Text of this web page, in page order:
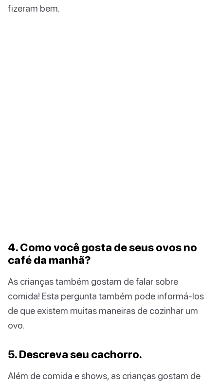
fizeram bem.
4. Como você gosta de seus ovos no
café da manhã?
As crianças também gostam de falar sobre
comida! Esta pergunta também pode informá-los
de que existem muitas maneiras de cozinhar um
ovo.
5. Descreva seu cachorro.
Além de comida e shows, as crianças gostam de